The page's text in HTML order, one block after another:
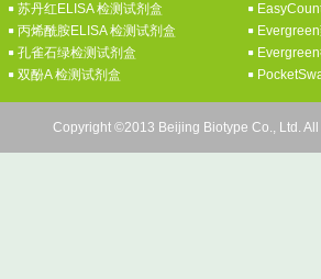
苏丹红ELISA 检测试剂盒
丙烯酰胺ELISA 检测试剂盒
孔雀石绿检测试剂盒
双酚A 检测试剂盒
Copyright ©2013 Beijing Biotype Co., Ltd.